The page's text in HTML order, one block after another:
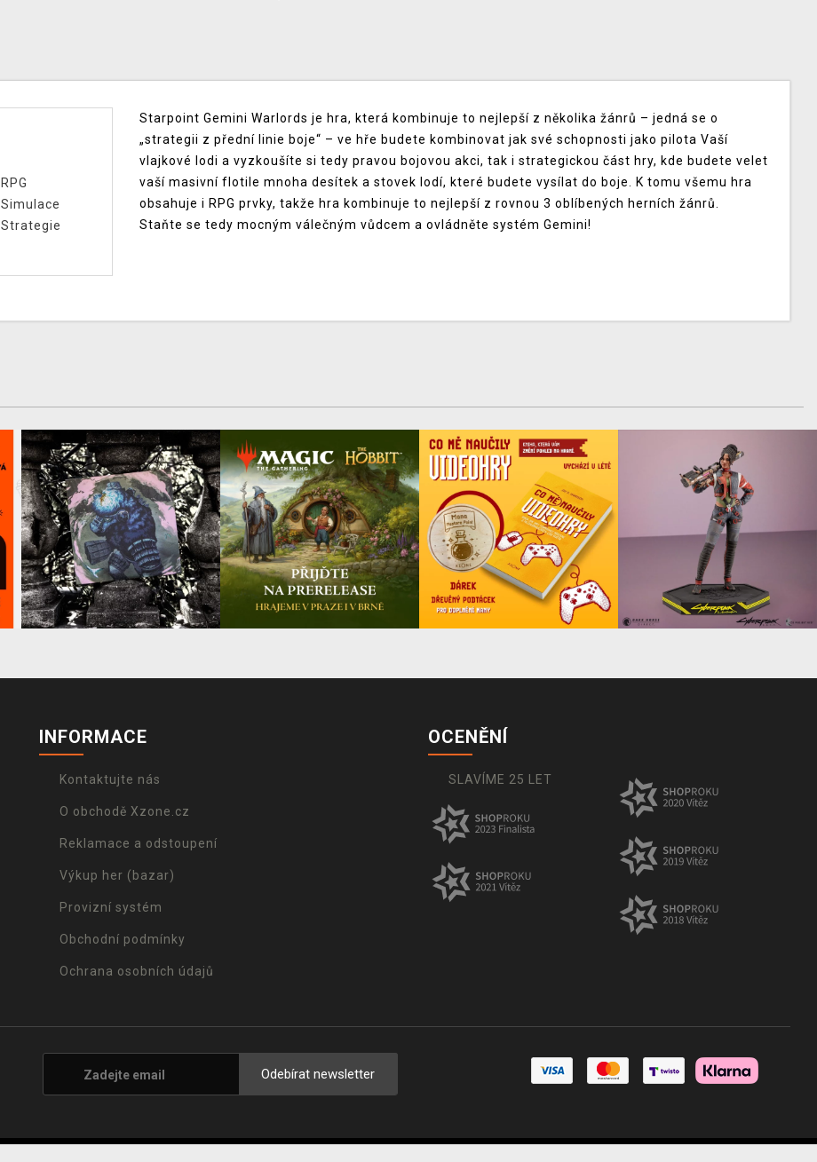
RPG
Simulace
Strategie
Starpoint Gemini Warlords je hra, která kombinuje to nejlepší z několika žánrů – jedná se o
„strategii z přední linie boje“ – ve hře budete kombinovat jak své schopnosti jako pilota Vaší
vlajkové lodi a vyzkoušíte si tedy pravou bojovou akci, tak i strategickou část hry, kde budete velet
vaší masivní flotile mnoha desítek a stovek lodí, které budete vysílat do boje. K tomu všemu hra
obsahuje i RPG prvky, takže hra kombinuje to nejlepší z rovnou 3 oblíbených herních žánrů.
Staňte se tedy mocným válečným vůdcem a ovládněte systém Gemini!
INFORMACE
Kontaktujte nás
O obchodě Xzone.cz
Reklamace a odstoupení
Výkup her (bazar)
Provizní systém
Obchodní podmínky
Ochrana osobních údajů
OCENĚNÍ
SLAVÍME 25 LET
Odebírat newsletter